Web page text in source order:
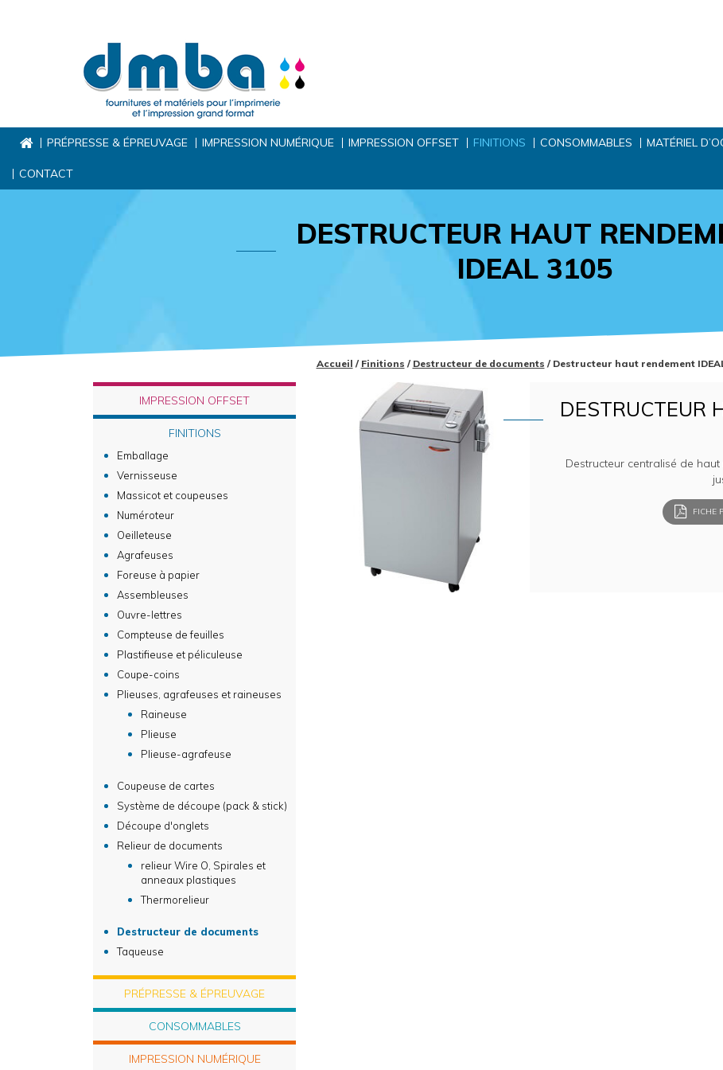
PRÉPRESSE & ÉPREUVAGE IMPRESSION NUMÉRIQUE IMPRESSION OFFSET FINITIONS CONSOMMABLES MATÉRIEL
CONTACT
DESTRUCTEUR HAUT
IDEAL 3105
Accueil / Finitions / Destructeur de documents / Destructeur haut rendement
DESTRUCTEUR
Destructeur centralisé de
FICHE
IMPRESSION OFFSET
FINITIONS
Emballage
Vernisseuse
Massicot et coupeuses
Numéroteur
Oeilleteuse
Agrafeuses
Foreuse à papier
Assembleuses
Ouvre-lettres
Compteuse de feuilles
Plastifieuse et péliculeuse
Coupe-coins
Plieuses, agrafeuses et raineuses
Raineuse
Plieuse
Plieuse-agrafeuse
Coupeuse de cartes
Système de découpe (pack & stick)
Découpe d'onglets
Relieur de documents
relieur Wire O, Spirales et
anneaux plastiques
Thermorelieur
Destructeur de documents
Taqueuse
PRÉPRESSE & ÉPREUVAGE
CONSOMMABLES
IMPRESSION NUMÉRIQUE